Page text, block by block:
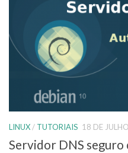
LINUX/ TUTORIAIS 18 DE
Servidor DNS seguro